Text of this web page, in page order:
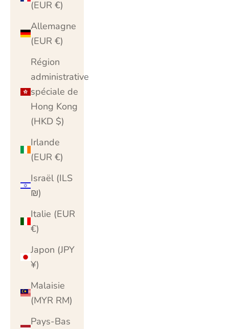
(EUR €)
Allemagne
(EUR €)
Région
administrative
spéciale de
Hong Kong
(HKD $)
Irlande
(EUR €)
Israël (ILS
₪)
Italie (EUR
€)
Japon (JPY
¥)
Malaisie
(MYR RM)
Pays-Bas